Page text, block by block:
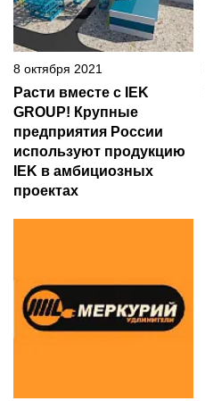
8 октября 2021
Расти вместе с IEK
GROUP! Крупные
предприятия России
используют продукцию
IEK в амбициозных
проектах